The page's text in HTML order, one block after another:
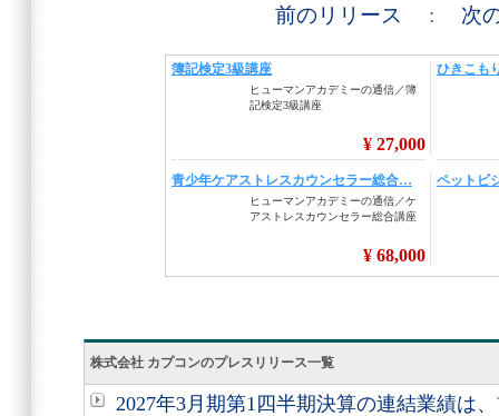
前のリリース : 次
株式会社 カプコンのプレスリリース一覧
2027年3月期第1四半期決算の連結業績は